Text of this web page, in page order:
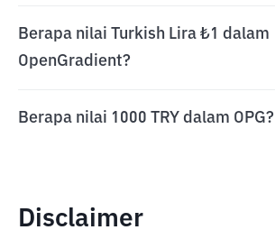
Berapa nilai Turkish Lira ₺1 dalam
OpenGradient?
Berapa nilai 1000 TRY dalam OPG?
Disclaimer